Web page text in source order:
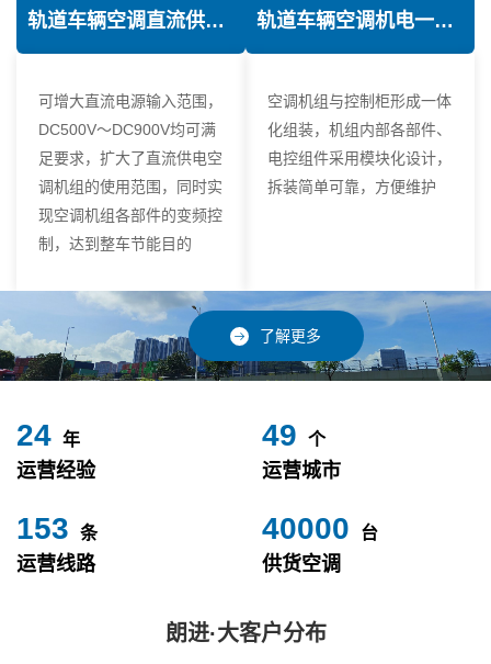
轨道车辆空调直流供电技术
可增大直流电源输入范围，
DC500V～DC900V均可满
足要求，扩大了直流供电空
调机组的使用范围，同时实
现空调机组各部件的变频控
制，达到整车节能目的
轨道车辆空调机电一体化技术
空调机组与控制柜形成一体
化组装，机组内部各部件、
电控组件采用模块化设计，
拆装简单可靠，方便维护
了解更多
24 年
运营经验
49 个
运营城市
153 条
运营线路
40000 台
供货空调
朗进·大客户分布